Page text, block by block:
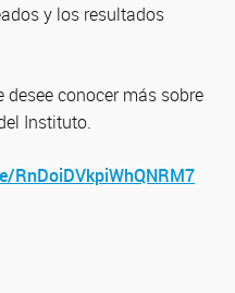
y los resultados
conocer más sobre
Instituto.